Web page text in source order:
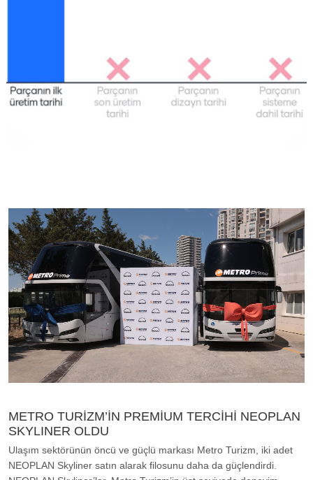
METRO TURİZM’İN PREMİUM TERCİHİ NEOPLAN
SKYLINER OLDU
Ulaşım sektörünün öncü ve güçlü markası Metro Turizm, iki adet
NEOPLAN Skyliner satın alarak filosunu daha da güçlendirdi.